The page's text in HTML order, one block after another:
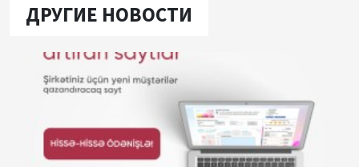
ДРУГИЕ НОВОСТИ